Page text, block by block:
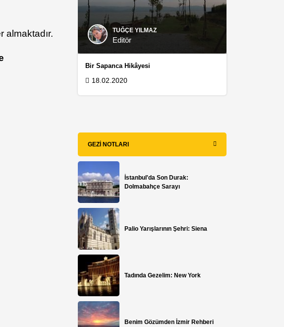
almaktadır. TUĞÇE YILMAZ
Editör
Bir Sapanca Hikâyesi
18.02.2020
GEZI NOTLARI
İstanbul'da Son Durak:
Dolmabahçe Sarayı
Palio Yarışlarının Şehri: Siena
Tadında Gezelim: New York
Benim Gözümden İzmir Rehberi